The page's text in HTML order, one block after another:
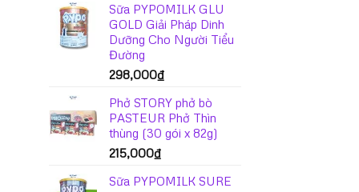
85,000₫
đến
Sữa PYPOMILK GLU
GOLD Giải Pháp Dinh
Dưỡng Cho Người Tiểu
Đường
298,000₫
Phở STORY phở bò
PASTEUR Phở Thìn
thùng (30 gói x 82g)
215,000₫
Sữa PYPOMILK SURE